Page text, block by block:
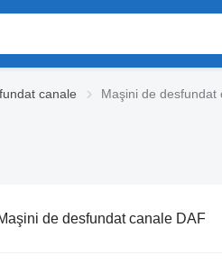
canale Maşini de desfundat
de desfundat canale DAF